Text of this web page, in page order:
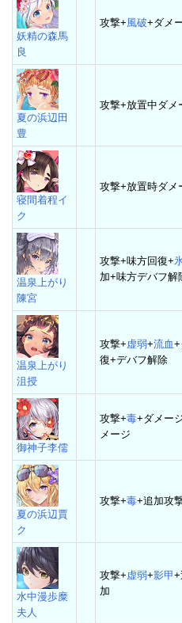
妖精の森馬
良
攻撃+風破+ダメ
夏の浜辺田
豊
攻撃+放置中ダメ
寝間着程イ
ク
攻撃+放置時ダメ
温泉上がり
陳宮
攻撃+味方回復+
加+味方デバフ解
温泉上がり
沮授
攻撃+虚弱+流血+
復+デバフ解除
御神子李儒
攻撃+毒+ダメー
メージ
夏の浜辺賈
ク
攻撃+毒+追加攻
水中漫歩糜
夫人
攻撃+虚弱+影甲+
加